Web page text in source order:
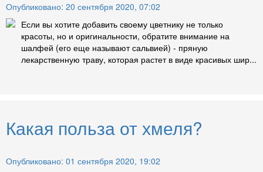
Опубликовано: 20 сентября 2020, 07:02
Если вы хотите добавить своему цветнику не только
красоты, но и оригинальности, обратите внимание на
шалфей (его еще называют сальвией) - пряную
лекарственную траву, которая растет в виде красивых шир...
Какая польза от хмеля?
Опубликовано: 01 сентября 2020, 19:02